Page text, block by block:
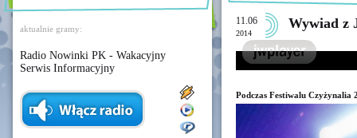
aktualnie gramy:
Radio Nowinki PK - Wakacyjny
Serwis Informacyjny
11.06
2014
Wywiad z
Podczas Festiwalu Czyżynalia